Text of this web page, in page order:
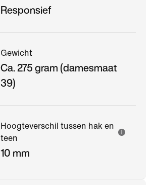
Responsief
Gewicht
Ca. 275 gram (damesmaat
39)
Hoogteverschil tussen hak en
teen
10 mm